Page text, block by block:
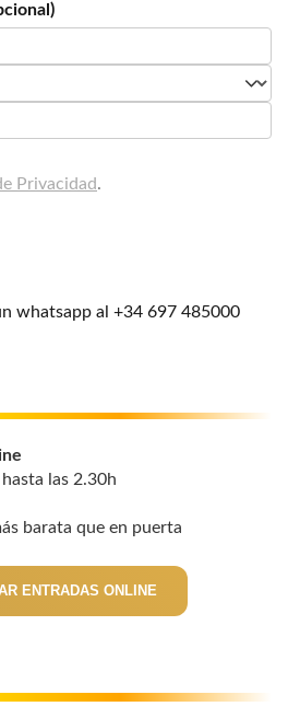
Privacidad.
whatsapp al +34 697 485000
las 2.30h
barata que en puerta
ENTRADAS ONLINE